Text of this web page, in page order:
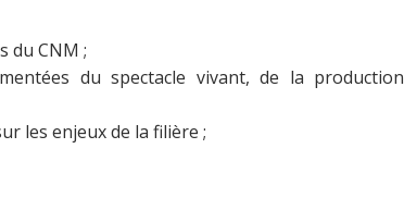
du CNM ;
du spectacle vivant, de la production
les enjeux de la filière ;